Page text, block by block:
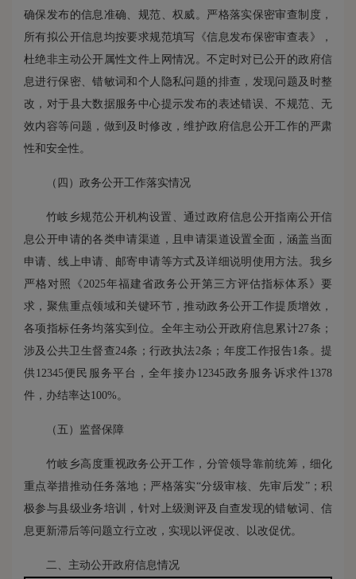
确保发布的信息准确、规范、权威。严格落实保密审查制度，
所有拟公开信息均按要求规范填写《信息发布保密审查表》，
杜绝非主动公开属性文件上网情况。不定时对已公开的政府信
息进行保密、错敏词和个人隐私问题的排查，发现问题及时整
改，对于县大数据服务中心提示发布的表述错误、不规范、无
效内容等问题，做到及时修改，维护政府信息公开工作的严肃
性和安全性。
（四）政务公开工作落实情况
竹岐乡规范公开机构设置、通过政府信息公开指南公开信
息公开申请的各类申请渠道，且申请渠道设置全面，涵盖当面
申请、线上申请、邮寄申请等方式及详细说明使用方法。我乡
严格对照《2025年福建省政务公开第三方评估指标体系》要
求，聚焦重点领域和关键环节，推动政务公开工作提质增效，
各项指标任务均落实到位。全年主动公开政府信息累计27条；
涉及公共卫生督查24条；行政执法2条；年度工作报告1条。提
供12345便民服务平台，全年接办12345政务服务诉求件1378
件，办结率达100%。
（五）监督保障
竹岐乡高度重视政务公开工作，分管领导靠前统筹，细化
重点举措推动任务落地；严格落实“分级审核、先审后发”；积
极参与县级业务培训，针对上级测评及自查发现的错敏词、信
息更新滞后等问题立行立改，实现以评促改、以改促优。
二、主动公开政府信息情况